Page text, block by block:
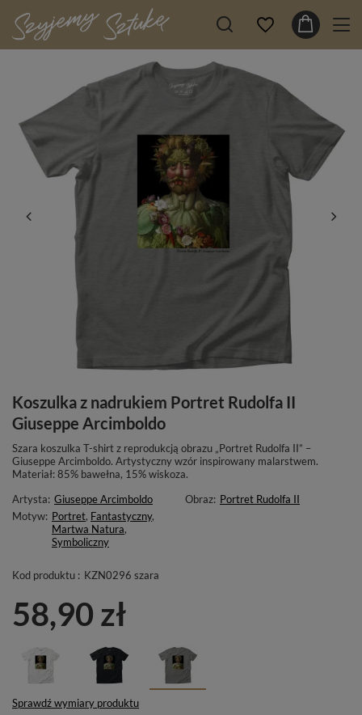
Koszulka z nadrukiem Portret Rudolfa II
Giuseppe Arcimboldo
Szara koszulka T-shirt z reprodukcją obrazu „Portret Rudolfa II” –
Giuseppe Arcimboldo. Artystyczny wzór inspirowany malarstwem.
Materiał: 85% bawełna, 15% wiskoza.
Artysta: Giuseppe Arcimboldo Obraz: Portret Rudolfa II
Motyw: Portret, Fantastyczny,
Martwa Natura,
Symboliczny
Kod produktu : KZN0296 szara
58,90 zł
Sprawdź wymiary produktu